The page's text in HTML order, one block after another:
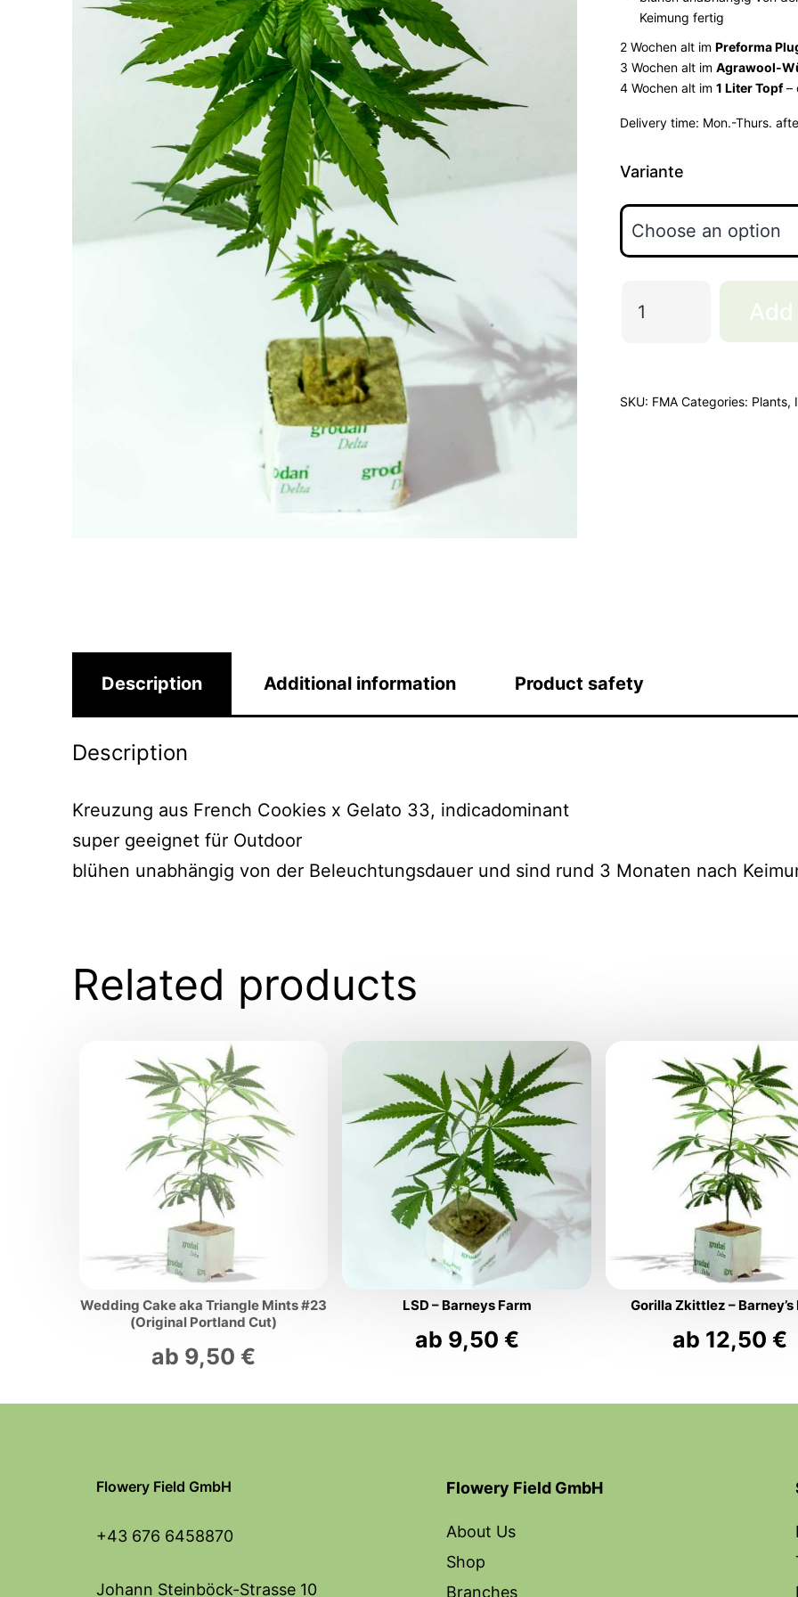
Keimung fertig
2 Wochen alt im Preforma
3 Wochen alt im Agrawool-
4 Wochen alt im 1 Liter Topf–
Delivery time: Mon.-Thurs.
Variante
Macaron
SKU: FMA Categories: Plants,
Description Additional information Product safety
Description
Kreuzung aus French Cookies x Gelato 33, indicadominant
super geeignet für Outdoor
blühen unabhängig von der Beleuchtungsdauer und sind rund 3 Monaten nach
Related products
Wedding Cake aka Triangle Mints #23
(Original Portland Cut)
ab 9,50 €
LSD – Barneys Farm
ab 9,50 €
Gorilla Zkittlez – Barney’s
ab 12,50€
Flowery Field GmbH
+43 676 6458870
Johann Steinböck-Strasse 10
Flowery Field GmbH
About Us
Shop
Branches